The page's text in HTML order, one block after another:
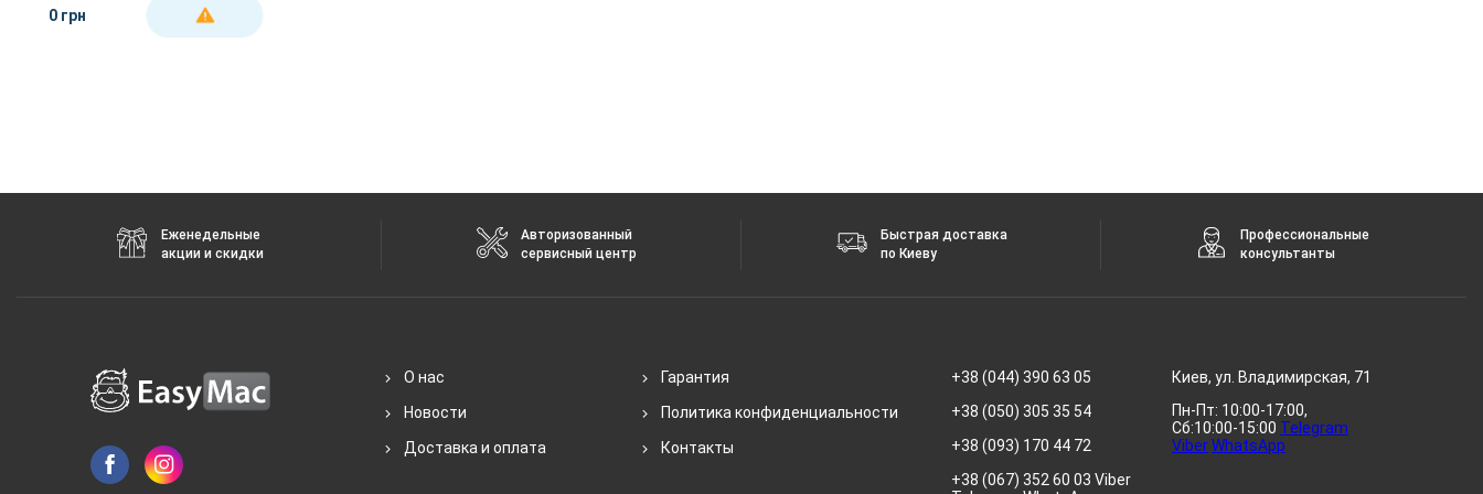
0 грн ДЕТАЛЬНЕЕ
Еженедельные
акции и скидки
Авторизованный
сервисный центр
Быстрая доставка
по Киеву
Профессиональные
консультанты
О нас
Новости
Доставка и оплата
Гарантия
Политика конфиденциальности
Контакты
+38 (044) 390 63 05
+38 (050) 305 35 54
+38 (093) 170 44 72
+38 (067) 352 60 03 Viber
Киев, ул. Владимирская, 71
Пн-Пт: 10:00-17:00,
Сб:10:00-15:00 Telegram
ViberWhatsApp